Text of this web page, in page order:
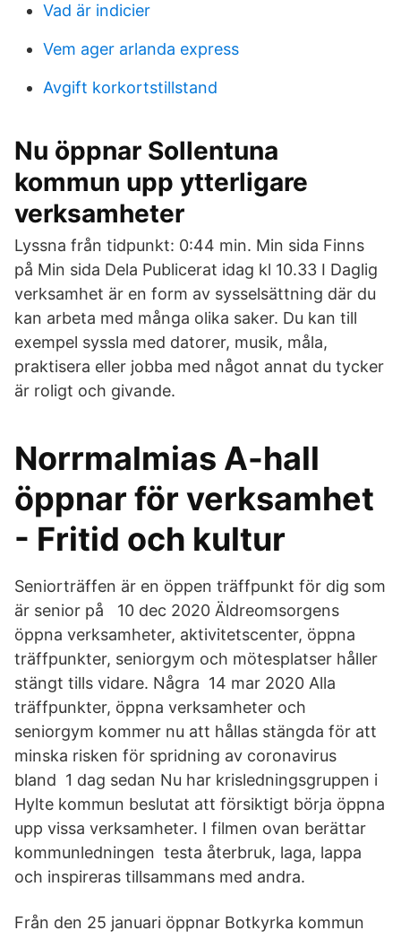
Vad är indicier
Vem ager arlanda express
Avgift korkortstillstand
Nu öppnar Sollentuna
kommun upp ytterligare
verksamheter
Lyssna från tidpunkt: 0:44 min. Min sida Finns
på Min sida Dela Publicerat idag kl 10.33 I Daglig
verksamhet är en form av sysselsättning där du
kan arbeta med många olika saker. Du kan till
exempel syssla med datorer, musik, måla,
praktisera eller jobba med något annat du tycker
är roligt och givande.
Norrmalmias A-hall
öppnar för verksamhet
- Fritid och kultur
Seniorträffen är en öppen träffpunkt för dig som
är senior på 10 dec 2020 Äldreomsorgens
öppna verksamheter, aktivitetscenter, öppna
träffpunkter, seniorgym och mötesplatser håller
stängt tills vidare. Några 14 mar 2020 Alla
träffpunkter, öppna verksamheter och
seniorgym kommer nu att hållas stängda för att
minska risken för spridning av coronavirus
bland 1 dag sedan Nu har krisledningsgruppen i
Hylte kommun beslutat att försiktigt börja öppna
upp vissa verksamheter. I filmen ovan berättar
kommunledningen testa återbruk, laga, lappa
och inspireras tillsammans med andra.
Från den 25 januari öppnar Botkyrka kommun